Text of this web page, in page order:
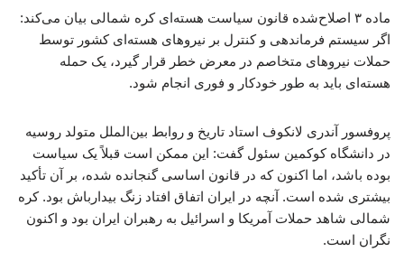
ماده ۳ اصلاح‌شده قانون سیاست هسته‌ای کره شمالی بیان می‌کند:
اگر سیستم فرماندهی و کنترل بر نیروهای هسته‌ای کشور توسط
حملات نیروهای متخاصم در معرض خطر قرار گیرد، یک حمله
هسته‌ای باید به طور خودکار و فوری انجام شود.
پروفسور آندری لانکوف استاد تاریخ و روابط بین‌الملل متولد روسیه
در دانشگاه کوکمین سئول گفت: این ممکن است قبلاً یک سیاست
بوده باشد، اما اکنون که در قانون اساسی گنجانده شده، بر آن تأکید
بیشتری شده است. آنچه در ایران اتفاق افتاد زنگ بیدارباش بود. کره
شمالی شاهد حملات آمریکا و اسرائیل به رهبران ایران بود و اکنون
نگران است.